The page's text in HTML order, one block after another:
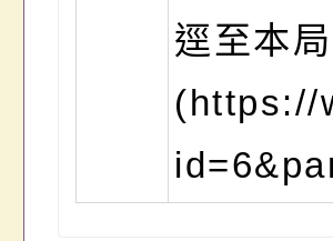
逕至本
(https://